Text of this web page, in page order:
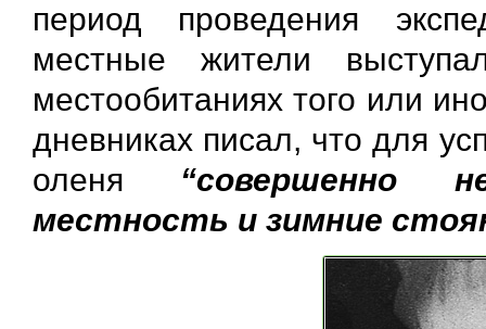
период проведения
местные жители
местообитаниях того или
дневниках писал, что для
оленя “совершенно
местность и зимние